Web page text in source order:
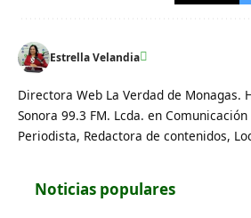
Estrella Velandia
Directora Web La Verdad de Monagas.
Sonora 99.3 FM. Lcda. en Comunicación
Periodista, Redactora de contenidos,
Noticias populares